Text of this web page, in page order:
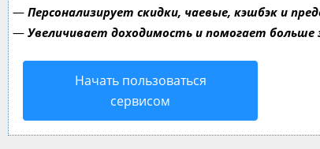
— Персонализирует скидки, чаевые, кэшбэк и
— Увеличивает доходимость и помогает
Начать пользоваться
сервисом